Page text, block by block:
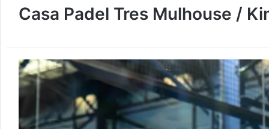
Casa Padel Tres Mulhouse /